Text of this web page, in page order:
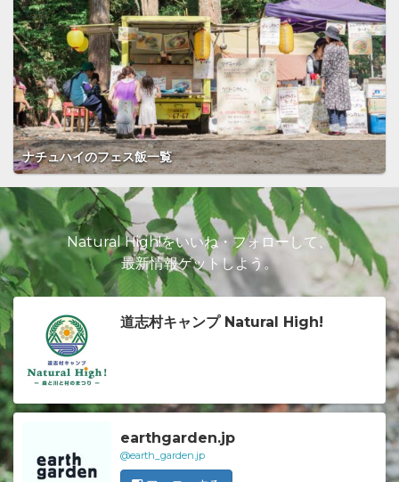
ナチュハイのフェス飯一覧
Natural High!をいいね・フォローして、
最新情報ゲットしよう。
道志村キャンプ Natural High!
earthgarden.jp
@earth_garden.jp